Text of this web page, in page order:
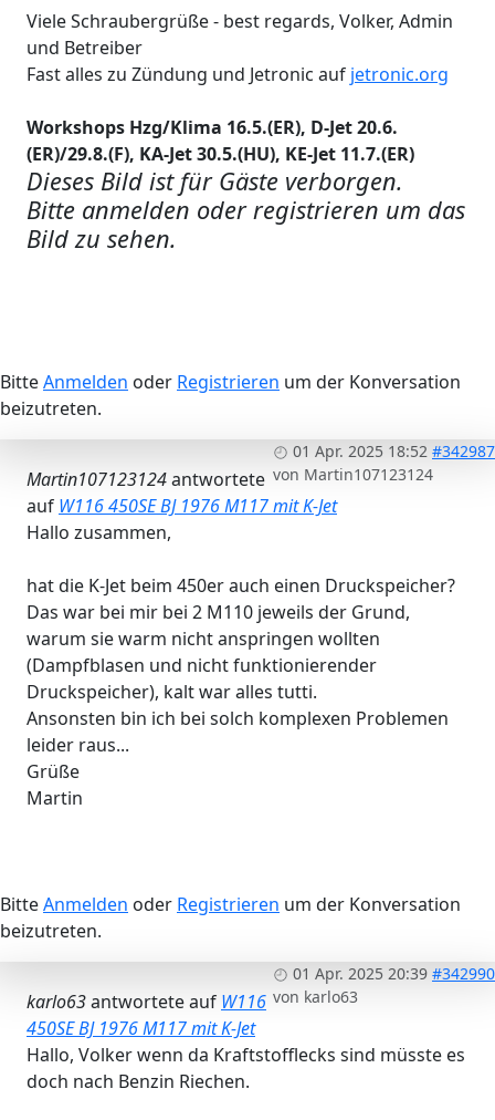
Viele Schraubergrüße - best regards, Volker, Admin
und Betreiber
Fast alles zu Zündung und Jetronic auf jetronic.org
Workshops Hzg/Klima 16.5.(ER), D-Jet 20.6.
(ER)/29.8.(F), KA-Jet 30.5.(HU), KE-Jet 11.7.(ER)
Dieses Bild ist für Gäste verborgen.
Bitte anmelden oder registrieren um das
Bild zu sehen.
BitteAnmelden oder Registrieren um der Konversation
beizutreten.
01 Apr. 2025 18:52 #342987
von Martin107123124
Martin107123124antwortete
auf W116 450SE BJ 1976 M117 mit K-Jet
Hallo zusammen,
hat die K-Jet beim 450er auch einen Druckspeicher?
Das war bei mir bei 2 M110 jeweils der Grund,
warum sie warm nicht anspringen wollten
(Dampfblasen und nicht funktionierender
Druckspeicher), kalt war alles tutti.
Ansonsten bin ich bei solch komplexen Problemen
leider raus...
Grüße
Martin
BitteAnmelden oder Registrieren um der Konversation
beizutreten.
01 Apr. 2025 20:39 #342990
von karlo63
karlo63antwortete auf W116
450SE BJ 1976 M117 mit K-Jet
Hallo, Volker wenn da Kraftstofflecks sind müsste es
doch nach Benzin Riechen.